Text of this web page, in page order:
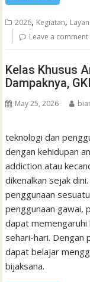
2026, Kegiatan,
Leave a comment
Kelas Khusus
Dampaknya,
May 25, 2026
teknologi dan
dengan kehidupan
addiction atau
dikenalkan sejak
penggunaan
penggunaan gawai,
dapat memengaruhi
sehari-hari. Dengan
dapat belajar
bijaksana.